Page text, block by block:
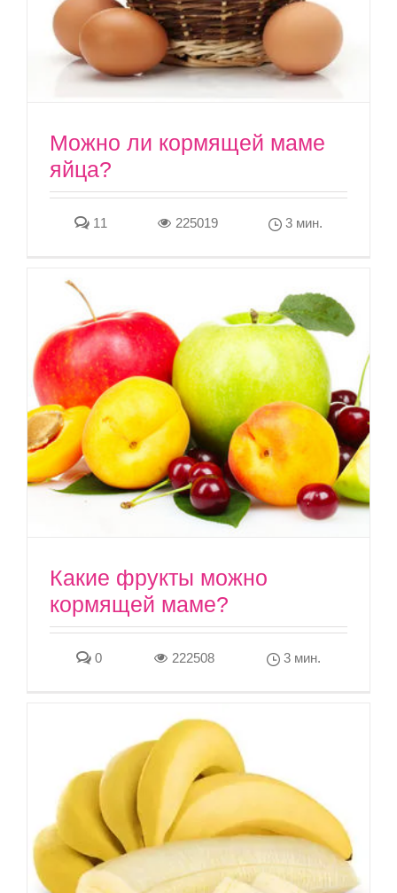
Можно ли кормящей маме
яйца?
11 225019 3 мин.
Какие фрукты можно
кормящей маме?
0 222508 3 мин.